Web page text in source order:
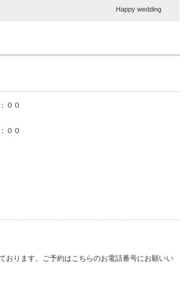
Happy wedding
００
００
おります。ご予約はこちらのお電話番号にお願いい